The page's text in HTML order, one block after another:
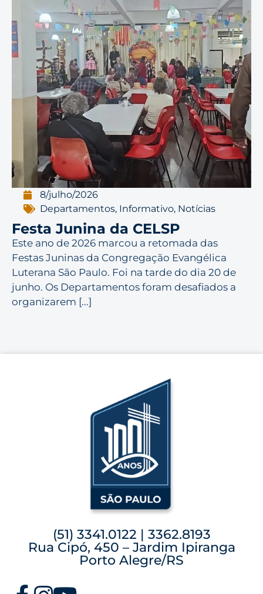
8/julho/2026
Departamentos, Informativo, Notícias
Festa Junina da CELSP
Este ano de 2026 marcou a retomada das
Festas Juninas da Congregação Evangélica
Luterana São Paulo. Foi na tarde do dia 20 de
junho. Os Departamentos foram desafiados a
organizarem [...]
(51) 3341.0122 | 3362.8193
Rua Cipó, 450 – Jardim Ipiranga
Porto Alegre/RS